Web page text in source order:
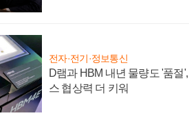
전자·전기·정보통신
D램과 HBM 내년 물량도 '품
스 협상력 더 키워